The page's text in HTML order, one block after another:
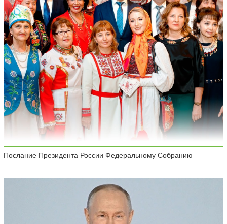
Послание Президента России Федеральному Собранию